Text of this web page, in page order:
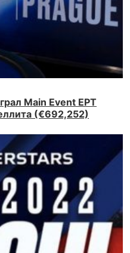
Main Event EPT
(€692,252)